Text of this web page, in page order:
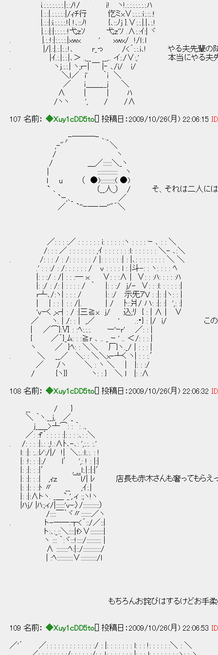
i.:.:.:.:.:.:.:.|:.:/!/ ｉ! ヽ!.:.:.:.:.:.:.:.ﾊ
|.:.:|.:.:.:.:.:|/ｨﾁ行 仡ミx∨:.:.:.:ｉ:.::.:!
|.:.:|:i.:.:.:.:.!{ !､::ﾉ! {､::ﾉj }.∨:.:.|.|､:.!
|.:.:|:|:.:.:.:.:!弋ｚｿ 弋ｚ'ｿ .∧:.:ｲ:| ヾ
. |.:.:!:|:.:.:.:.|xwx ' xwx/ !/ｌ:.ｌ
. |/|.:|.:.|:.:.!､ r_っ /<´:.:.i､! やる夫先輩の降り
|ｲ.:.|:.:.|､＞ .,__ __,.. イ:./∨:,' 本当にやる夫先輩起
. ヽj.:.:.| ヽ;r‐| ￣ |‐ ､/i/ i/
＼ｌ／ i' ｀i ＼
／ ｉ＿＿__j ＼
∧ | | ﾊ
/ヽヽ ', / /∧
107 名前： ◆Xuy1cDD5to [] 投稿日：2009/10/26(月) 22:06:15
_-─―─- ､._
,-"´ ＼
/ ヽ
/ ＿／::::::＼_ヽ
| :::::::::::::: ヽ
l u （ ●)::::::::::( ●)
` ､ （__人_） / そ、それは二人にはすまな
`ｰ,､_ ／
／ `''ｰ─‐─''"´＼
／: : : :／ : : : : : : i: : : : : :ヽ : : : : ｰ ､ : : ＼
/: : : ／ : : : : : : : ,ｲ : : : : : : :l: : : : : : : ＼- ､:＼
. /: : : / : /: : : : : : / |: : : : : :| : |､: : : : : : : : ＼ ＼
.' : : :/ : /: : : : : : / ｖ : : : : l : |斗-: : ヽ: : : : ﾍ
|: : :/ : /| : : :― ｘ ∨: : :∧ | ∨: : :ﾊ: : : : :ﾊ
|: :/ : /: | : : : : / ｀ |: : :/ j/- ∨: : :l: : : : : :|
r┴､/:ヽ| : : : / |: :/ 示旡ｱV : :|: :|ヽ: : |
| | : :│: : /|. | / ﾄ::爿/ ハ: :|: :| ',: :|
'vｰく ,ｘ┤: / :|三≧x ｊ/ 込;ﾘ { : | ∧ | ∨
／ ヽ. | /: :│ ,／ ' .:・} : |/ i/ この貸し
| ／⌒}:Ⅵ : :ﾍ:.:.:. ー'ｰr' ／: : |
{ ／´}_ﾑ: : :≧ｒ ､ .. _ ｰ ' .. ＜/: : : |
ヽ ／ }ﾍ: : ＼＼ 厂}ヽ._/ | : : : |
. ＼ __／ ＼: : ＼＼x-┴く ヽ| : : :.′
／ /ヽ ＼ : ヽ ＼ | |: : :/
/ {ヽ}} ヽ: : } ＼ l |: :∧
108 名前： ◆Xuy1cDD5to [] 投稿日：2009/10/26(月) 22:06:32
__ / }
＼ ｀ヽ.__j, ／_
j_＿_>┴⌒: : ｀: .、
／: :f'´: : : : :|: : : :､: :＼
. /: : : :|:.: :,!.:∧ﾄ､-､: ',:.:. :.'
l: :|: :..:ﾚ':/|/ !| ＼:..:l:.:. : !
|: :!: : :|:/ l′ ',: ! : |:|
|: :|: : :|′ , __l:.|::|:|′
|: :|: : :| ,ｨｚ ￣l/| ﾚ 店長も赤木さんも奢ってもらえって
|: :|: : :ﾄ 〃 __ ,ｲ:.|
|: :|:∧トヽ. _＿`_',.ィ :;ヽ!ヽ
|ﾊj/ |ﾊ:;ィ/|::::::'v-:〉/:::::::::::）
/::::￣｀ヾ〃:::::::／ヽ
. ト-──:┬<´::/／::|
ト:､:_::＼::::|f>∨:::::::::|
ヽ ::: ｀:ヾ:::!::::/:::::::::: |
∧ ::::::::ﾍ:|::/::::::::::::/
| :ﾍ:::::::::::∨:::::::::::/l
もちろんお詫びはするけどお手柔らかに
109 名前： ◆Xuy1cDD5to [] 投稿日：2009/10/26(月) 22:06:53
／'´ ／: : : : : : : : : : : : :/ : |: : : : : : : l: : : !: : : : : :＼ : ＼